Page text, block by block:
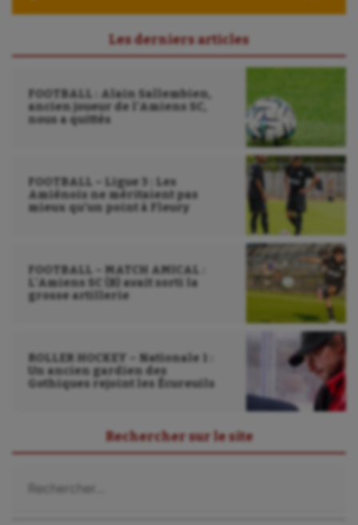
Voile
Wakeboard
Water-polo
Les derniers articles
FOOTBALL : Alain Sallembien,
ancien joueur de l’Amiens SC,
nous a quittés
FOOTBALL – Ligue 3 : Les
Amiénois ne méritaient pas
mieux qu’un point à Fleury
FOOTBALL – MATCH AMICAL :
L’Amiens SC (B) avait sorti la
grosse artillerie
ROLLER HOCKEY – Nationale 1 :
Un ancien gardien des
Gothiques rejoint les Écureuils
Rechercher sur le site